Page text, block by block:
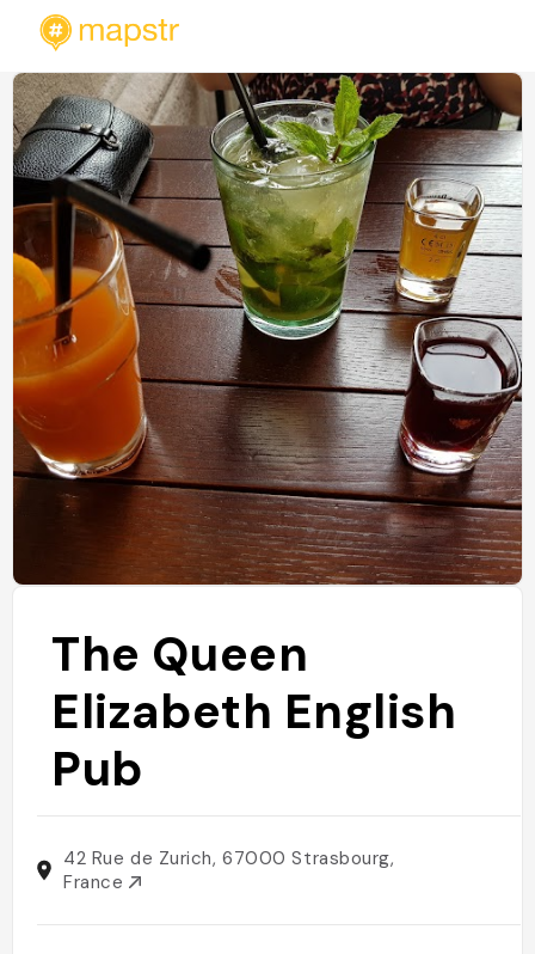
The Queen
Elizabeth English
Pub
42 Rue de Zurich, 67000 Strasbourg,
France